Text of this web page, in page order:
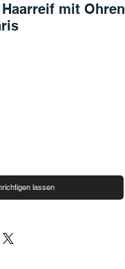
mit Ohren
lassen